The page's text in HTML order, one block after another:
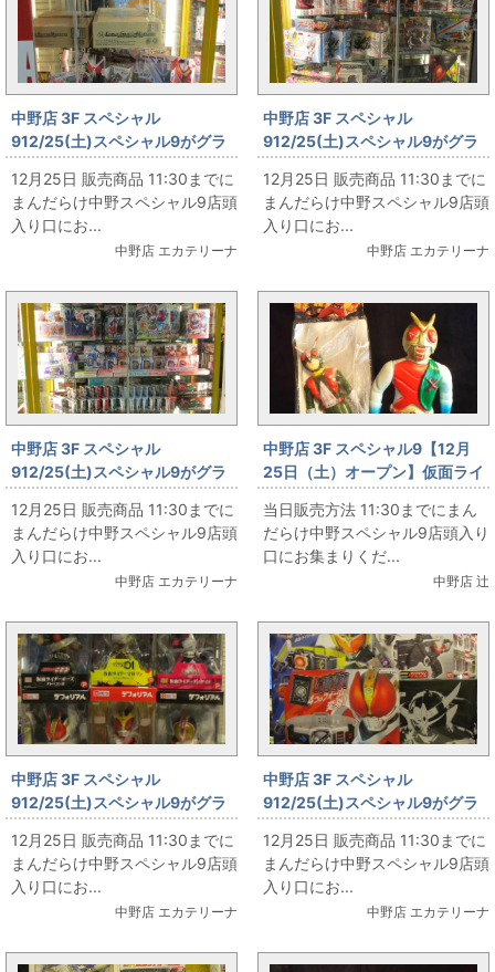
中野店 3F スペシャル
912/25(土)スペシャル9がグラ
ンドオープン‼ その41
12月25日 販売商品 11:30までに
まんだらけ中野スペシャル9店頭
入り口にお...
中野店 エカテリーナ
中野店 3F スペシャル
912/25(土)スペシャル9がグラ
ンドオープン‼ その40
12月25日 販売商品 11:30までに
まんだらけ中野スペシャル9店頭
入り口にお...
中野店 エカテリーナ
中野店 3F スペシャル
912/25(土)スペシャル9がグラ
ンドオープン‼ その39
12月25日 販売商品 11:30までに
まんだらけ中野スペシャル9店頭
入り口にお...
中野店 エカテリーナ
中野店 3F スペシャル9【12月
25日（土）オープン】仮面ライ
ダー専門店スペシャル９ オリジ
ナルソフビ ライダーマン&仮面
ライダーＸ
当日販売方法 11:30までにまん
だらけ中野スペシャル9店頭入り
口にお集まりくだ...
中野店 辻
中野店 3F スペシャル
912/25(土)スペシャル9がグラ
ンドオープン‼ その38
12月25日 販売商品 11:30までに
まんだらけ中野スペシャル9店頭
入り口にお...
中野店 エカテリーナ
中野店 3F スペシャル
912/25(土)スペシャル9がグラ
ンドオープン‼ その37
12月25日 販売商品 11:30までに
まんだらけ中野スペシャル9店頭
入り口にお...
中野店 エカテリーナ